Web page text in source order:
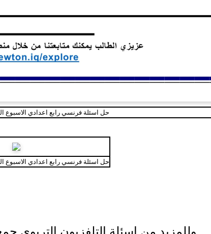
حل اسئلة فرنسي رابع اعدادي الاسبوع
حل اسئلة فرنسي رابع اعدادي الاسبوع